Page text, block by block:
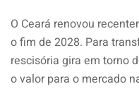
O Ceará renovou
o fim de 2028. Para
rescisória gira em torno
o valor para o mercado